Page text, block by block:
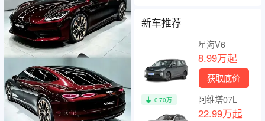
新车推荐
星海V6
8.99万起
获取底价
阿维塔07L
22.99万起
0.70万